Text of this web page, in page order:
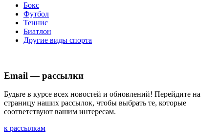
Бокс
Футбол
Теннис
Биатлон
Другие виды спорта
Email — рассылки
Будьте в курсе всех новостей и обновлений! Перейдите на
страницу наших рассылок, чтобы выбрать те, которые
соответствуют вашим интересам.
к рассылкам